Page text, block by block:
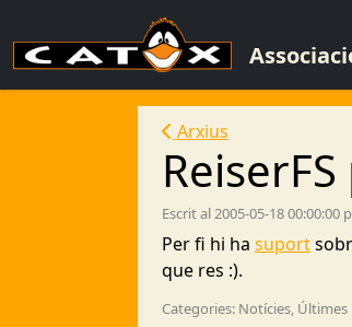
Arxius
Escrit al 2005-05-18 00:00:00
Per fi hi ha suport
que res :).
Categories: Notícies,